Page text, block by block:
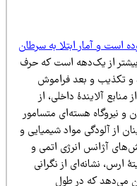
و آمار ابتلا به سرطان
از یک‌دهه است که حرف
و بعد فراموش
داخلی، از
هسته‌ای متسامور
مواد شیمیایی و
آژانس انرژی اتمی و
نشانه‌ای از نگرانی
که در طول